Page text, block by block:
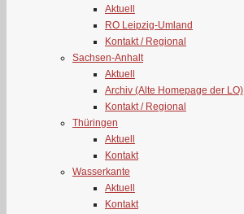
Aktuell
RO Leipzig-Umland
Kontakt / Regional
Sachsen-Anhalt
Aktuell
Archiv (Alte Homepage der LO)
Kontakt / Regional
Thüringen
Aktuell
Kontakt
Wasserkante
Aktuell
Kontakt